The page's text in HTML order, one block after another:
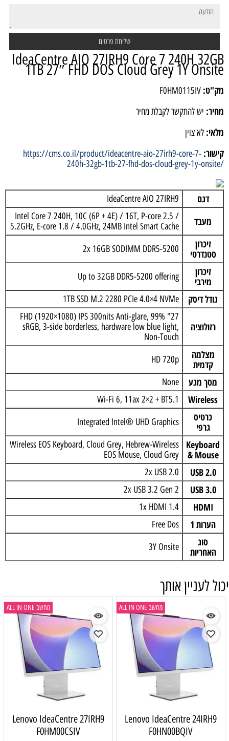
IdeaCentre AIO 27IRH9 Core 7 240H 32GB
1TB 27″ FHD DOS Cloud Grey 1Y Onsite
מק"ט: F0HM0115IV
מחיר: יש להתקשר לקבלת מחיר
מלאי: לא צוין
קישור: https://cms.co.il/product/ideacentre-aio-27irh9-core-7-
240h-32gb-1tb-27-fhd-dos-cloud-grey-1y-onsite/
דגם IdeaCentre AIO 27IRH9
מעבד
Intel Core 7 240H, 10C (6P + 4E) / 16T, P-core 2.5 /
5.2GHz, E-core 1.8 / 4.0GHz, 24MB Intel Smart Cache
זיכרון
סטנדרטי
2x 16GB SODIMM DDR5-5200
זיכרון
מירבי
Up to 32GB DDR5-5200 offering
גודל דיסק 1TB SSD M.2 2280 PCIe 4.0×4 NVMe
רזולוציה
27" FHD (1920×1080) IPS 300nits Anti-glare, 99%
sRGB, 3-side borderless, hardware low blue light,
Non-Touch
מצלמה
קדמית
HD 720p
מסך מגע None
Wireless
Wi-Fi 6, 11ax 2×2 + BT5.1
כרטיס
גרפי
Integrated Intel® UHD Graphics
Keyboard
& Mouse
Wireless EOS Keyboard, Cloud Grey, Hebrew-Wireless
EOS Mouse, Cloud Grey
USB 2.0
2x USB 2.0
USB 3.0
2x USB 3.2 Gen 2
HDMI
1x HDMI 1.4
הערות 1 Free Dos
סוג
האחריות
3Y Onsite
יכול לעניין אותך
מחשב ALL IN ONE
Lenovo IdeaCentre 24IRH9
F0HN00BQIV
מחשב ALL IN ONE
Lenovo IdeaCentre 27IRH9
F0HM00CSIV